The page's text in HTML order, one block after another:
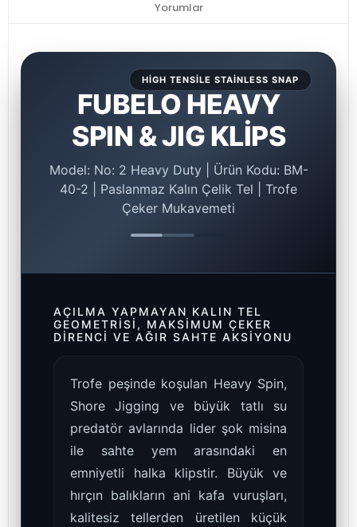
Yorumlar
HIGH TENSILE STAINLESS SNAP
FUBELO HEAVY
SPIN & JIG KLİPS
Model: No: 2 Heavy Duty | Ürün Kodu: BM-
40-2 | Paslanmaz Kalın Çelik Tel | Trofe
Çeker Mukavemeti
AÇILMA YAPMAYAN KALIN TEL
GEOMETRISI, MAKSIMUM ÇEKER
DIRENCI VE AĞIR SAHTE AKSIYONU
Trofe peşinde koşulan Heavy Spin,
Shore Jigging ve büyük tatlı su
predatör avlarında lider şok misina
ile sahte yem arasındaki en
emniyetli halka klipstir. Büyük ve
hırçın balıkların ani kafa vuruşları,
kalitesiz tellerden üretilen küçük